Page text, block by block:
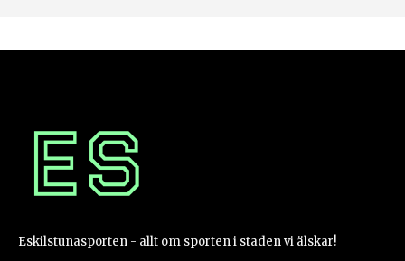
Eskilstunasporten - allt om sporten i staden vi älskar!